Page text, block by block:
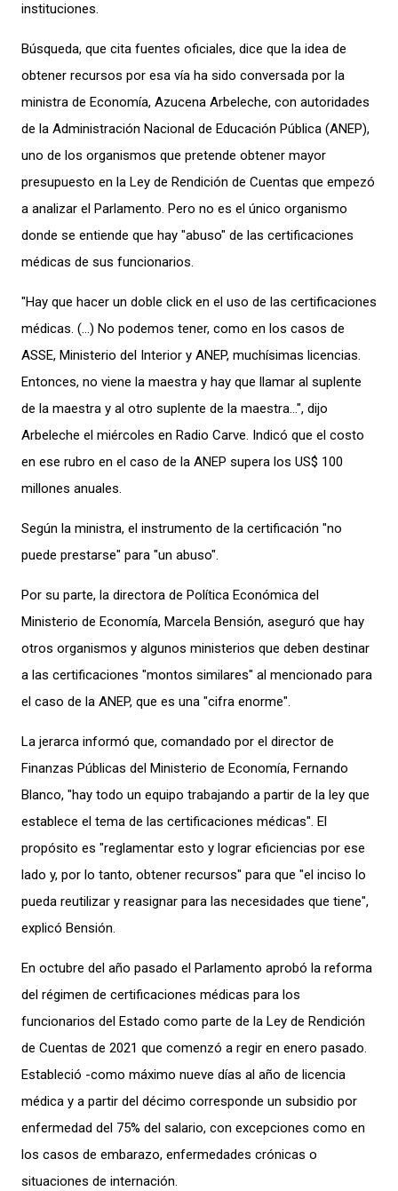
instituciones.
Búsqueda, que cita fuentes oficiales, dice que la idea de
obtener recursos por esa vía ha sido conversada por la
ministra de Economía, Azucena Arbeleche, con autoridades
de la Administración Nacional de Educación Pública (ANEP),
uno de los organismos que pretende obtener mayor
presupuesto en la Ley de Rendición de Cuentas que empezó
a analizar el Parlamento. Pero no es el único organismo
donde se entiende que hay "abuso" de las certificaciones
médicas de sus funcionarios.
"Hay que hacer un doble click en el uso de las certificaciones
médicas. (…) No podemos tener, como en los casos de
ASSE, Ministerio del Interior y ANEP, muchísimas licencias.
Entonces, no viene la maestra y hay que llamar al suplente
de la maestra y al otro suplente de la maestra…", dijo
Arbeleche el miércoles en Radio Carve. Indicó que el costo
en ese rubro en el caso de la ANEP supera los US$ 100
millones anuales.
Según la ministra, el instrumento de la certificación "no
puede prestarse" para "un abuso".
Por su parte, la directora de Política Económica del
Ministerio de Economía, Marcela Bensión, aseguró que hay
otros organismos y algunos ministerios que deben destinar
a las certificaciones "montos similares" al mencionado para
el caso de la ANEP, que es una "cifra enorme".
La jerarca informó que, comandado por el director de
Finanzas Públicas del Ministerio de Economía, Fernando
Blanco, "hay todo un equipo trabajando a partir de la ley que
establece el tema de las certificaciones médicas". El
propósito es "reglamentar esto y lograr eficiencias por ese
lado y, por lo tanto, obtener recursos" para que "el inciso lo
pueda reutilizar y reasignar para las necesidades que tiene",
explicó Bensión.
En octubre del año pasado el Parlamento aprobó la reforma
del régimen de certificaciones médicas para los
funcionarios del Estado como parte de la Ley de Rendición
de Cuentas de 2021 que comenzó a regir en enero pasado.
Estableció -como máximo nueve días al año de licencia
médica y a partir del décimo corresponde un subsidio por
enfermedad del 75% del salario, con excepciones como en
los casos de embarazo, enfermedades crónicas o
situaciones de internación.